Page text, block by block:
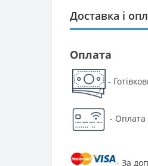
Доставка і
Оплата
-
- Оплата
- За